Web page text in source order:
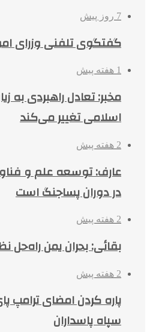
7 روز پیش
گفتگوی تلفنی وزرای
1 هفته پیش
مخبر: تعادل راهبردی به
اسلامی تغییر می‌کند
2 هفته پیش
عارف: توسعه علم و
در دوران پساجنگ است
2 هفته پیش
بقائی: بحران یمن راه‌حل
2 هفته پیش
پاره کردن امضای ترامپ
سپاه پاسداران